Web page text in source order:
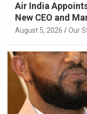
Air India
New CEO and
August 5, 2026 Our